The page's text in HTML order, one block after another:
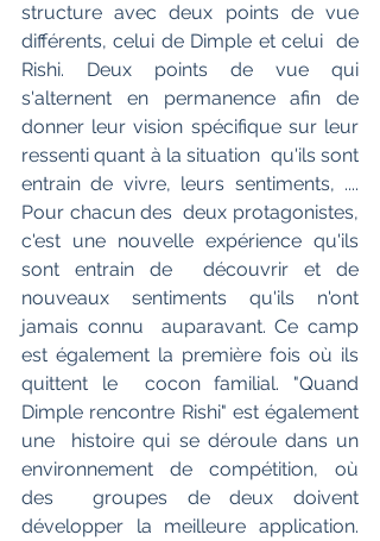
structure avec deux points de vue
différents, celui de Dimple et celui  de
Rishi. Deux points de vue qui
s'alternent en permanence afin de
donner leur vision spécifique sur leur
ressenti quant à la situation  qu'ils sont
entrain de vivre, leurs sentiments, ....
Pour chacun des  deux protagonistes,
c'est une nouvelle expérience qu'ils
sont entrain de  découvrir et de
nouveaux sentiments qu'ils n'ont
jamais connu  auparavant. Ce camp
est également la première fois où ils
quittent le  cocon familial. "Quand
Dimple rencontre Rishi" est également
une  histoire qui se déroule dans un
environnement de compétition, où
des  groupes de deux doivent
développer la meilleure application.